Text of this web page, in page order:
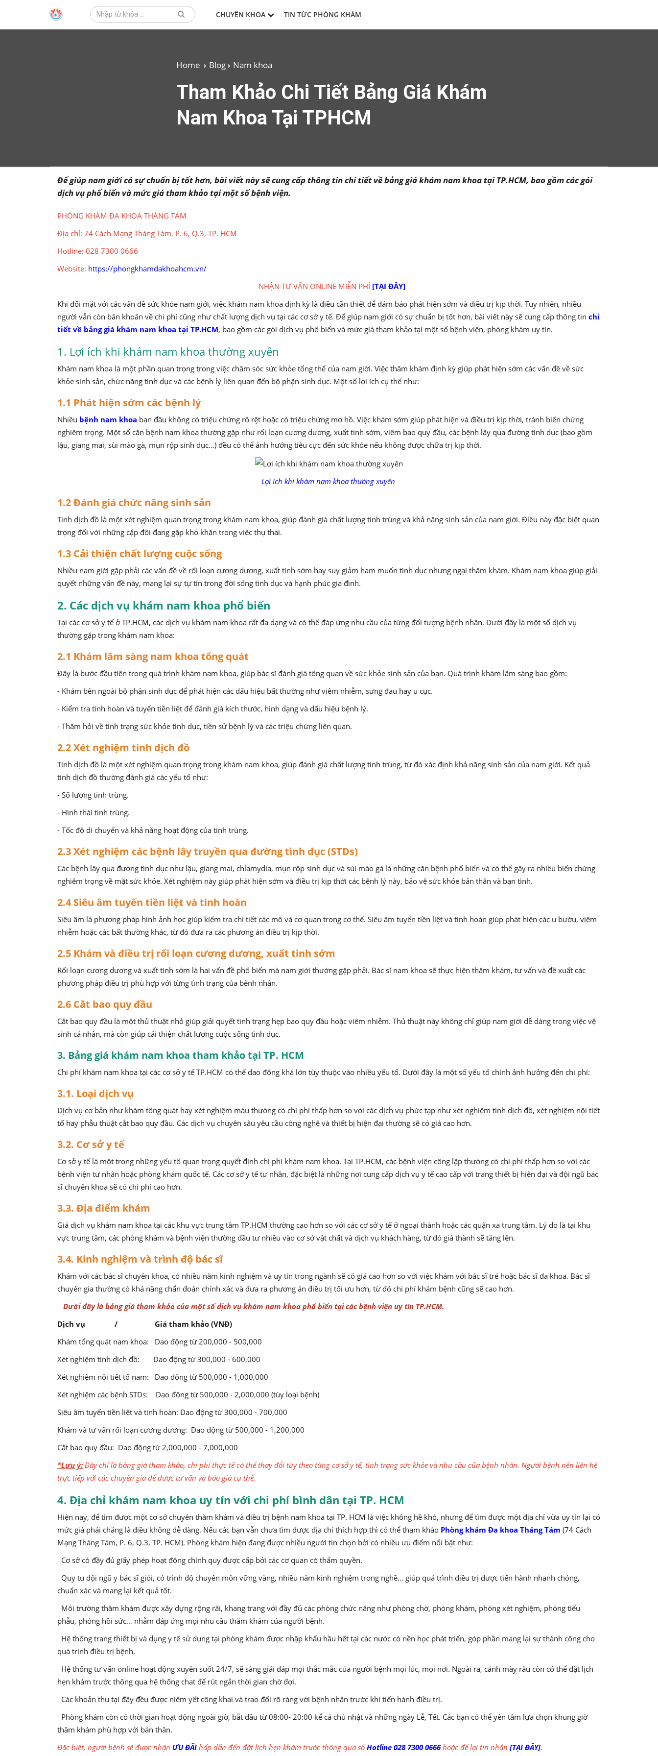
CHUYÊN KHOA TIN TỨC PHÒNG KHÁM
Home Blog Nam khoa
Tham Khảo Chi Tiết Bảng Giá Khám
Nam Khoa Tại TPHCM
Để giúp nam giới có sự chuẩn bị tốt hơn, bài viết này sẽ cung cấp thông tin chi tiết về bảng giá khám nam khoa tại TP.HCM, bao gồm các gói
dịch vụ phổ biến và mức giá tham khảo tại một số bệnh viện.
PHÒNG KHÁM ĐA KHOA THÁNG TÁM
Địa chỉ: 74 Cách Mạng Tháng Tám, P. 6, Q.3, TP. HCM
Hotline: 028 7300 0666
Website: https://phongkhamdakhoahcm.vn/
NHẬN TƯ VẤN ONLINE MIỄN PHÍ [TẠI ĐÂY]
Khi đối mặt với các vấn đề sức khỏe nam giới, việc khám nam khoa định kỳ là điều cần thiết để đảm bảo phát hiện sớm và điều trị kịp thời. Tuy nhiên, nhiều
người vẫn còn băn khoăn về chi phí cũng như chất lượng dịch vụ tại các cơ sở y tế. Để giúp nam giới có sự chuẩn bị tốt hơn, bài viết này sẽ cung cấp thông tin chi
tiết về bảng giá khám nam khoa tại TP.HCM, bao gồm các gói dịch vụ phổ biến và mức giá tham khảo tại một số bệnh viện, phòng khám uy tín.
1. Lợi ích khi khám nam khoa thường xuyên
Khám nam khoa là một phần quan trọng trong việc chăm sóc sức khỏe tổng thể của nam giới. Việc thăm khám định kỳ giúp phát hiện sớm các vấn đề về sức
khỏe sinh sản, chức năng tình dục và các bệnh lý liên quan đến bộ phận sinh dục. Một số lợi ích cụ thể như:
1.1 Phát hiện sớm các bệnh lý
Nhiều bệnh nam khoa ban đầu không có triệu chứng rõ rệt hoặc có triệu chứng mơ hồ. Việc khám sớm giúp phát hiện và điều trị kịp thời, tránh biến chứng
nghiêm trọng. Một số căn bệnh nam khoa thường gặp như rối loạn cương dương, xuất tinh sớm, viêm bao quy đầu, các bệnh lây qua đường tình dục (bao gồm
lậu, giang mai, sùi mào gà, mụn rộp sinh dục…) đều có thể ảnh hưởng tiêu cực đến sức khỏe nếu không được chữa trị kịp thời.
Lợi ích khi khám nam khoa thường xuyên
1.2 Đánh giá chức năng sinh sản
Tinh dịch đồ là một xét nghiệm quan trọng trong khám nam khoa, giúp đánh giá chất lượng tinh trùng và khả năng sinh sản của nam giới. Điều này đặc biệt quan
trọng đối với những cặp đôi đang gặp khó khăn trong việc thụ thai.
1.3 Cải thiện chất lượng cuộc sống
Nhiều nam giới gặp phải các vấn đề về rối loạn cương dương, xuất tinh sớm hay suy giảm ham muốn tình dục nhưng ngại thăm khám. Khám nam khoa giúp giải
quyết những vấn đề này, mang lại sự tự tin trong đời sống tình dục và hạnh phúc gia đình.
2. Các dịch vụ khám nam khoa phổ biến
Tại các cơ sở y tế ở TP.HCM, các dịch vụ khám nam khoa rất đa dạng và có thể đáp ứng nhu cầu của từng đối tượng bệnh nhân. Dưới đây là một số dịch vụ
thường gặp trong khám nam khoa:
2.1 Khám lâm sàng nam khoa tổng quát
Đây là bước đầu tiên trong quá trình khám nam khoa, giúp bác sĩ đánh giá tổng quan về sức khỏe sinh sản của bạn. Quá trình khám lâm sàng bao gồm:
- Khám bên ngoài bộ phận sinh dục để phát hiện các dấu hiệu bất thường như viêm nhiễm, sưng đau hay u cục.
- Kiểm tra tinh hoàn và tuyến tiền liệt để đánh giá kích thước, hình dạng và dấu hiệu bệnh lý.
- Thăm hỏi về tình trạng sức khỏe tình dục, tiền sử bệnh lý và các triệu chứng liên quan.
2.2 Xét nghiệm tinh dịch đồ
Tinh dịch đồ là một xét nghiệm quan trọng trong khám nam khoa, giúp đánh giá chất lượng tinh trùng, từ đó xác định khả năng sinh sản của nam giới. Kết quả
tinh dịch đồ thường đánh giá các yếu tố như:
- Số lượng tinh trùng.
- Hình thái tinh trùng.
- Tốc độ di chuyển và khả năng hoạt động của tinh trùng.
2.3 Xét nghiệm các bệnh lây truyền qua đường tình dục (STDs)
Các bệnh lây qua đường tình dục như lậu, giang mai, chlamydia, mụn rộp sinh dục và sùi mào gà là những căn bệnh phổ biến và có thể gây ra nhiều biến chứng
nghiêm trọng về mặt sức khỏe. Xét nghiệm này giúp phát hiện sớm và điều trị kịp thời các bệnh lý này, bảo vệ sức khỏe bản thân và bạn tình.
2.4 Siêu âm tuyến tiền liệt và tinh hoàn
Siêu âm là phương pháp hình ảnh học giúp kiểm tra chi tiết các mô và cơ quan trong cơ thể. Siêu âm tuyến tiền liệt và tinh hoàn giúp phát hiện các u bướu, viêm
nhiễm hoặc các bất thường khác, từ đó đưa ra các phương án điều trị kịp thời.
2.5 Khám và điều trị rối loạn cương dương, xuất tinh sớm
Rối loạn cương dương và xuất tinh sớm là hai vấn đề phổ biến mà nam giới thường gặp phải. Bác sĩ nam khoa sẽ thực hiện thăm khám, tư vấn và đề xuất các
phương pháp điều trị phù hợp với từng tình trạng của bệnh nhân.
2.6 Cắt bao quy đầu
Cắt bao quy đầu là một thủ thuật nhỏ giúp giải quyết tình trạng hẹp bao quy đầu hoặc viêm nhiễm. Thủ thuật này không chỉ giúp nam giới dễ dàng trong việc vệ
sinh cá nhân, mà còn giúp cải thiện chất lượng cuộc sống tình dục.
3. Bảng giá khám nam khoa tham khảo tại TP. HCM
Chi phí khám nam khoa tại các cơ sở y tế TP.HCM có thể dao động khá lớn tùy thuộc vào nhiều yếu tố. Dưới đây là một số yếu tố chính ảnh hưởng đến chi phí:
3.1. Loại dịch vụ
Dịch vụ cơ bản như khám tổng quát hay xét nghiệm máu thường có chi phí thấp hơn so với các dịch vụ phức tạp như xét nghiệm tinh dịch đồ, xét nghiệm nội tiết
tố hay phẫu thuật cắt bao quy đầu. Các dịch vụ chuyên sâu yêu cầu công nghệ và thiết bị hiện đại thường sẽ có giá cao hơn.
3.2. Cơ sở y tế
Cơ sở y tế là một trong những yếu tố quan trọng quyết định chi phí khám nam khoa. Tại TP.HCM, các bệnh viện công lập thường có chi phí thấp hơn so với các
bệnh viện tư nhân hoặc phòng khám quốc tế. Các cơ sở y tế tư nhân, đặc biệt là những nơi cung cấp dịch vụ y tế cao cấp với trang thiết bị hiện đại và đội ngũ bác
sĩ chuyên khoa sẽ có chi phí cao hơn.
3.3. Địa điểm khám
Giá dịch vụ khám nam khoa tại các khu vực trung tâm TP.HCM thường cao hơn so với các cơ sở y tế ở ngoại thành hoặc các quận xa trung tâm. Lý do là tại khu
vực trung tâm, các phòng khám và bệnh viện thường đầu tư nhiều vào cơ sở vật chất và dịch vụ khách hàng, từ đó giá thành sẽ tăng lên.
3.4. Kinh nghiệm và trình độ bác sĩ
Khám với các bác sĩ chuyên khoa, có nhiều năm kinh nghiệm và uy tín trong ngành sẽ có giá cao hơn so với việc khám với bác sĩ trẻ hoặc bác sĩ đa khoa. Bác sĩ
chuyên gia thường có khả năng chẩn đoán chính xác và đưa ra phương án điều trị tối ưu hơn, từ đó chi phí khám bệnh cũng sẽ cao hơn.
Dưới đây là bảng giá tham khảo của một số dịch vụ khám nam khoa phổ biến tại các bệnh viện uy tín TP.HCM.
Dịch vụ / Giá tham khảo (VNĐ)
Khám tổng quát nam khoa:
Dao động từ 200,000 - 500,000
Xét nghiệm tinh dịch đồ:
Dao động từ 300,000 - 600,000
Xét nghiệm nội tiết tố nam:
Dao động từ 500,000 - 1,000,000
Xét nghiệm các bệnh STDs: Dao động từ 500,000 - 2,000,000 (tùy loại bệnh)
Siêu âm tuyến tiền liệt và tinh hoàn: Dao động từ 300,000 - 700,000
Khám và tư vấn rối loạn cương dương: Dao động từ 500,000 - 1,200,000
Cắt bao quy đầu: Dao động từ 2,000,000 - 7,000,000
*Lưu ý: Đây chỉ là bảng giá tham khảo, chi phí thực tế có thể thay đổi tùy theo từng cơ sở y tế, tình trạng sức khỏe và nhu cầu của bệnh nhân. Người bệnh nên liên hệ
trực tiếp với các chuyên gia để được tư vấn và báo giá cụ thể.
4. Địa chỉ khám nam khoa uy tín với chi phí bình dân tại TP. HCM
Hiện nay, để tìm được một cơ sở chuyên thăm khám và điều trị bệnh nam khoa tại TP. HCM là việc không hề khó, nhưng để tìm được một địa chỉ vừa uy tín lại có
mức giá phải chăng là điều không dễ dàng. Nếu các bạn vẫn chưa tìm được địa chỉ thích hợp thì có thể tham khảo Phòng khám Đa khoa Tháng Tám (74 Cách
Mạng Tháng Tám, P. 6, Q.3, TP. HCM). Phòng khám hiện đang được nhiều người tin chọn bởi có nhiều ưu điểm nổi bật như:
Cơ sở có đầy đủ giấy phép hoạt động chính quy được cấp bởi các cơ quan có thẩm quyền.
Quy tụ đội ngũ y bác sĩ giỏi, có trình độ chuyên môn vững vàng, nhiều năm kinh nghiệm trong nghề… giúp quá trình điều trị được tiến hành nhanh chóng,
chuẩn xác và mang lại kết quả tốt.
Môi trường thăm khám được xây dựng rộng rãi, khang trang với đầy đủ các phòng chức năng như phòng chờ, phòng khám, phóng xét nghiệm, phóng tiểu
phẫu, phóng hồi sức… nhằm đáp ứng mọi nhu cầu thăm khám của người bệnh.
Hệ thống trang thiết bị và dụng y tế sử dụng tại phòng khám được nhập khẩu hầu hết tại các nước có nền học phát triển, góp phần mang lại sự thành công cho
quá trình điều trị bệnh.
Hệ thống tư vấn online hoạt động xuyên suốt 24/7, sẽ sàng giải đáp mọi thắc mắc của người bệnh mọi lúc, mọi nơi. Ngoài ra, cánh mày râu còn có thể đặt lịch
hẹn khám trước thông qua hệ thống chat để rút ngắn thời gian chờ đợi.
Các khoản thu tại đây đều được niêm yết công khai và trao đổi rõ ràng với bệnh nhân trước khi tiến hành điều trị.
Phòng khám còn có thời gian hoạt động ngoài giờ, bắt đầu từ 08:00- 20:00 kể cả chủ nhật và những ngày Lễ, Tết. Các bạn có thể yên tâm lựa chọn khung giờ
thăm khám phù hợp với bản thân.
Đặc biệt, người bệnh sẽ được nhận ƯU ĐÃI hấp dẫn đến đặt lịch hẹn khám trước thông qua sốHotline 028 7300 0666hoặc để lại tin nhắn [TẠI ĐÂY].